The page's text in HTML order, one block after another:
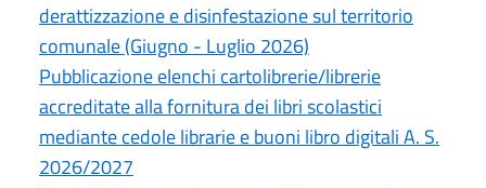
derattizzazione e disinfestazione sul territorio
comunale (Giugno - Luglio 2026)
Pubblicazione elenchi cartolibrerie/librerie
accreditate alla fornitura dei libri scolastici
mediante cedole librarie e buoni libro digitali A. S.
2026/2027